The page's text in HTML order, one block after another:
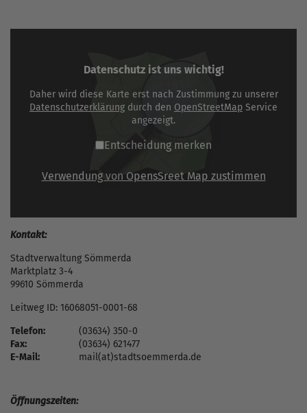
Datenschutz ist uns wichtig!
Daher wird diese Karte erst nach Zustimmung zu unserer
Datenschutzerklärung durch den OpenStreetMap Service
angezeigt.
Entscheidung merken
Verwendung von OpensSreet Map zustimmen
Kontakt:
Stadtverwaltung Sömmerda
Marktplatz 3-4
99610 Sömmerda
Leitweg ID: 16068051-0001-68
Telefon:
(03634) 350-0
Fax:
(03634) 621477
E-Mail:
mail(at)stadtsoemmerda.de
Öffnungszeiten: